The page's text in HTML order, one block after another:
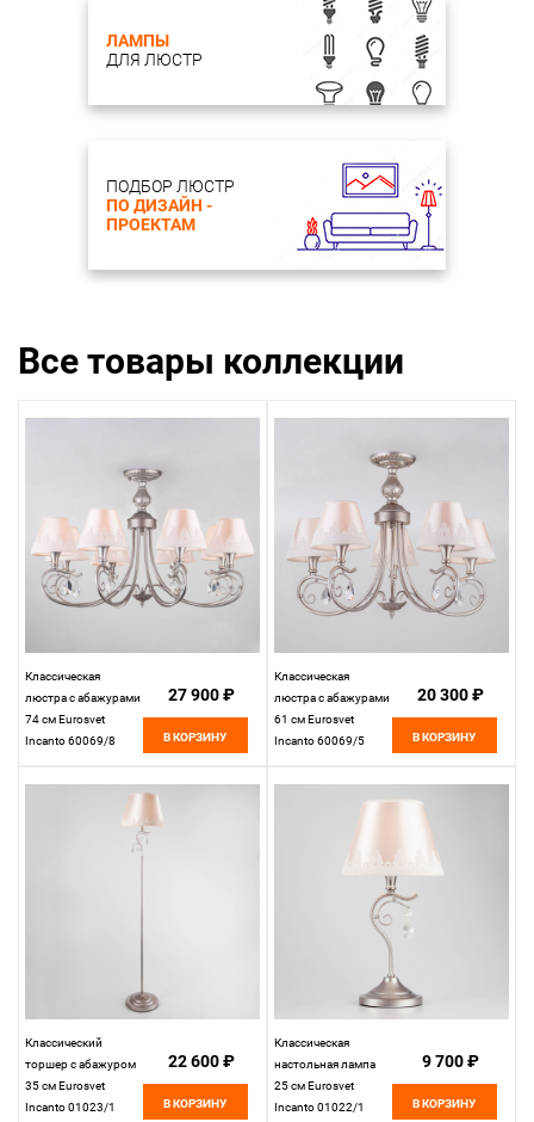
ЛАМПЫ
ДЛЯ ЛЮСТР
ПОДБОР ЛЮСТР
ПО ДИЗАЙН -
ПРОЕКТАМ
Все товары коллекции
Классическая
люстра с абажурами
74 см Eurosvet
Incanto 60069/8
27 900 ₽
В КОРЗИНУ
Классическая
люстра с абажурами
61 см Eurosvet
Incanto 60069/5
20 300 ₽
В КОРЗИНУ
Классический
торшер с абажуром
35 см Eurosvet
Incanto 01023/1
22 600 ₽
В КОРЗИНУ
Классическая
настольная лампа
25 см Eurosvet
Incanto 01022/1
9 700 ₽
В КОРЗИНУ